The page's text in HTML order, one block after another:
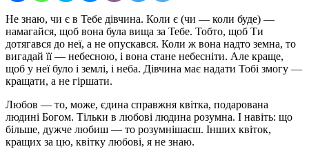
Не знаю, чи є в Тебе дівчина. Коли є (чи — коли буде) —
намагайся, щоб вона була вища за Тебе. Тобто, щоб Ти
дотягався до неї, а не опускався. Коли ж вона надто земна, то
вигадай її — небесною, і вона стане небесніти. Але краще,
щоб у неї було і землі, і неба. Дівчина має надати Тобі змогу —
кращати, а не гіршати.
Любов — то, може, єдина справжня квітка, подарована
людині Богом. Тільки в любові людина розумна. І навіть: що
більше, дужче любиш — то розумнішаєш. Інших квіток,
кращих за цю, квітку любові, я не знаю.